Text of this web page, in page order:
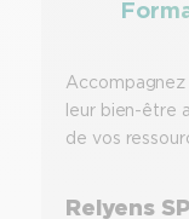
Accompagnez
leur bien-être
de vos
Relyens